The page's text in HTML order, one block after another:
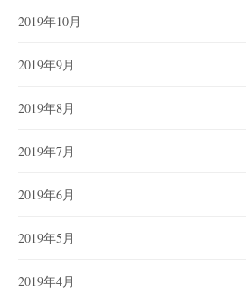
2019年10月
2019年9月
2019年8月
2019年7月
2019年6月
2019年5月
2019年4月